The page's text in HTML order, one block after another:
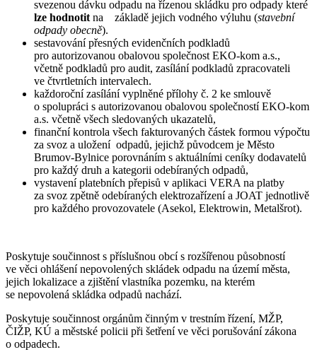
svezenou dávku odpadu na řízenou skládku pro odpady které
lze hodnotit na základě jejich vodného výluhu (stavební
odpady obecně).
sestavování přesných evidenčních podkladů
pro autorizovanou obalovou společnost EKO-kom a.s.,
včetně podkladů pro audit, zasílání podkladů zpracovateli
ve čtvrtletních intervalech.
každoroční zasílání vyplněné přílohy č. 2 ke smlouvě
o spolupráci s autorizovanou obalovou společností EKO-kom
a.s. včetně všech sledovaných ukazatelů,
finanční kontrola všech fakturovaných částek formou výpočtu
za svoz a uložení odpadů, jejichž původcem je Město
Brumov-Bylnice porovnáním s aktuálními ceníky dodavatelů
pro každý druh a kategorii odebíraných odpadů,
vystavení platebních přepisů v aplikaci VERA na platby
za svoz zpětně odebíraných elektrozařízení a JOAT jednotlivě
pro každého provozovatele (Asekol, Elektrowin, Metalšrot).
Poskytuje součinnost s příslušnou obcí s rozšířenou působností
ve věci ohlášení nepovolených skládek odpadu na území města,
jejich lokalizace a zjištění vlastníka pozemku, na kterém
se nepovolená skládka odpadů nachází.
Poskytuje součinnost orgánům činným v trestním řízení, MŽP,
ČIŽP, KÚ a městské policii při šetření ve věci porušování zákona
o odpadech.